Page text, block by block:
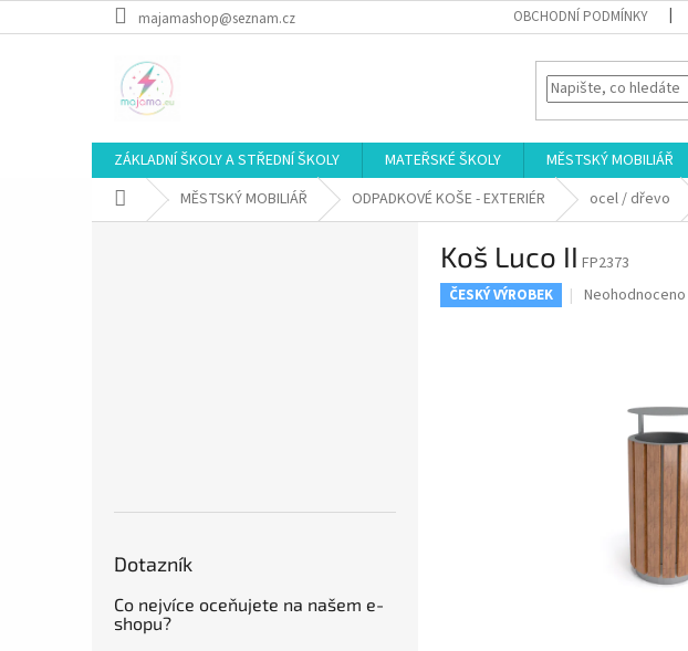
na
majamashop@seznam.cz OBCHODNÍ PODMÍNKY
ZÁKLADNÍ ŠKOLY A STŘEDNÍ ŠKOLY MATEŘSKÉ ŠKOLY MĚSTSKÝ MOBILIÁŘ
Domů MĚSTSKÝ MOBILIÁŘ ODPADKOVÉ KOŠE - EXTERIÉR ocel / dřevo
Dotazník
Co nejvíce oceňujete na našem e-
shopu?
Koš Luco II FP2373
ČESKÝ VÝROBEK
Průměrné
hvězdiček.
Neohodnoceno